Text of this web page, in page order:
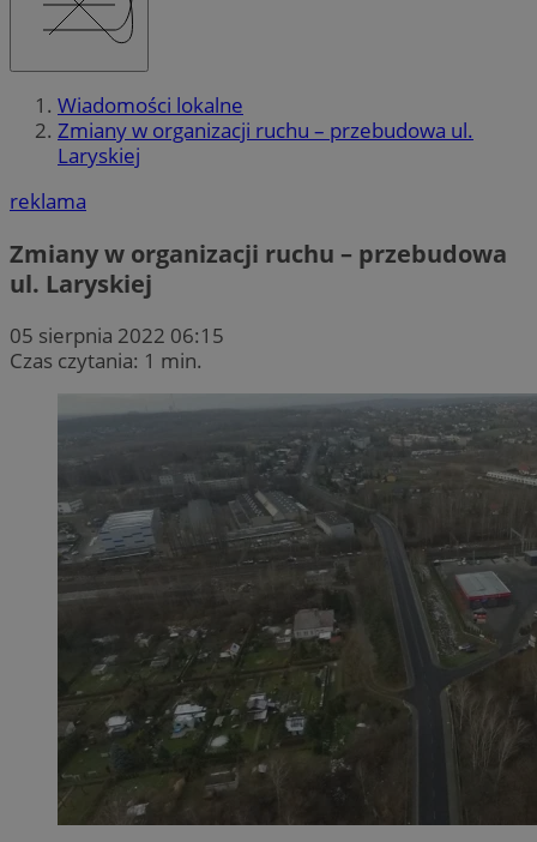
Wiadomości lokalne
Zmiany w organizacji ruchu – przebudowa ul.
Laryskiej
reklama
Zmiany w organizacji ruchu – przebudowa
ul. Laryskiej
05 sierpnia 2022 06:15
Czas czytania: 1 min.